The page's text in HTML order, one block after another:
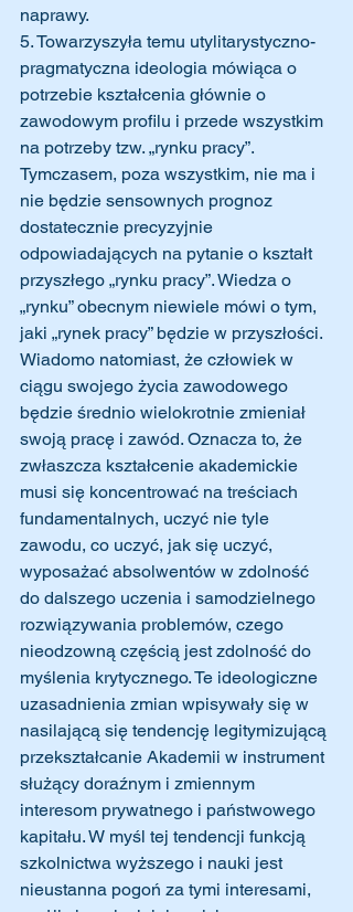
naprawy.
5. Towarzyszyła temu utylitarystyczno-
pragmatyczna ideologia mówiąca o
potrzebie kształcenia głównie o
zawodowym profilu i przede wszystkim
na potrzeby tzw. „rynku pracy”.
Tymczasem, poza wszystkim, nie ma i
nie będzie sensownych prognoz
dostatecznie precyzyjnie
odpowiadających na pytanie o kształt
przyszłego „rynku pracy”. Wiedza o
„rynku” obecnym niewiele mówi o tym,
jaki „rynek pracy” będzie w przyszłości.
Wiadomo natomiast, że człowiek w
ciągu swojego życia zawodowego
będzie średnio wielokrotnie zmieniał
swoją pracę i zawód. Oznacza to, że
zwłaszcza kształcenie akademickie
musi się koncentrować na treściach
fundamentalnych, uczyć nie tyle
zawodu, co uczyć, jak się uczyć,
wyposażać absolwentów w zdolność
do dalszego uczenia i samodzielnego
rozwiązywania problemów, czego
nieodzowną częścią jest zdolność do
myślenia krytycznego. Te ideologiczne
uzasadnienia zmian wpisywały się w
nasilającą się tendencję legitymizującą
przekształcanie Akademii w instrument
służący doraźnym i zmiennym
interesom prywatnego i państwowego
kapitału. W myśl tej tendencji funkcją
szkolnictwa wyższego i nauki jest
nieustanna pogoń za tymi interesami,